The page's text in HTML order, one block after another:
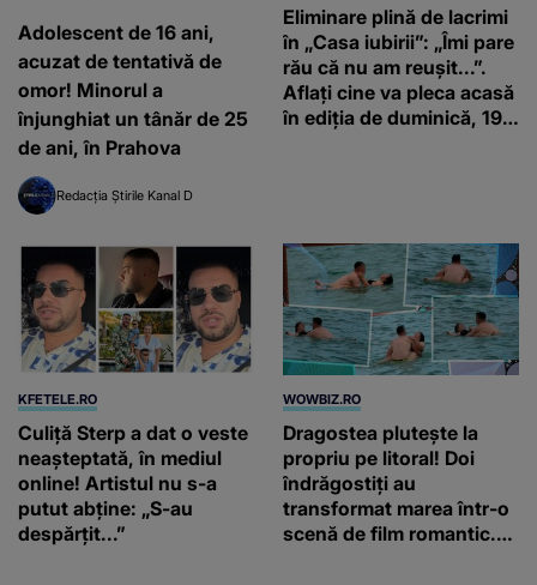
Adolescent de 16 ani,
acuzat de tentativă de
omor! Minorul a
înjunghiat un tânăr de 25
de ani, în Prahova
Redacția Știrile Kanal D
Eliminare plină de lacrimi
în „Casa iubirii”: „Îmi pare
rău că nu am reușit...”.
Aflați cine va pleca acasă
în ediția de duminică, 19
KFETELE.RO
Culiță Sterp a dat o veste
neașteptată, în mediul
online! Artistul nu s-a
putut abține: „S-au
despărțit...”
WOWBIZ.RO
Dragostea plutește la
propriu pe litoral! Doi
îndrăgostiți au
transformat marea într-o
scenă de film romantic.